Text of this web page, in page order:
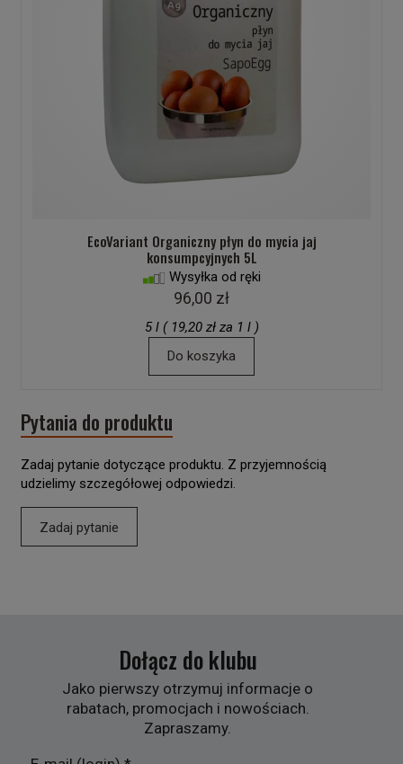
EcoVariant Organiczny płyn do mycia jaj
konsumpcyjnych 5L
Wysyłka od ręki
96,00 zł
5 l ( 19,20 zł za 1 l )
Do koszyka
Pytania do produktu
Zadaj pytanie dotyczące produktu. Z przyjemnością
udzielimy szczegółowej odpowiedzi.
Zadaj pytanie
Dołącz do klubu
Jako pierwszy otrzymuj informacje o
rabatach, promocjach i nowościach.
Zapraszamy.